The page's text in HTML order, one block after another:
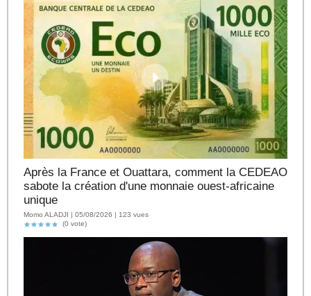
Après la France et Ouattara, comment la CEDEAO
sabote la création d'une monnaie ouest-africaine
unique
Momo ALADJI | 05/08/2026 | 123 vues
(0 vote)